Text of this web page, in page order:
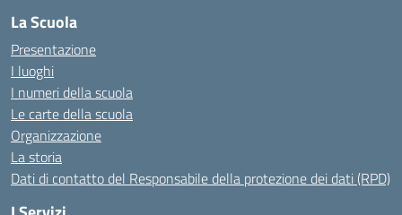
La Scuola
Presentazione
I luoghi
I numeri della scuola
Le carte della scuola
Organizzazione
La storia
Dati di contatto del Responsabile della protezione dei dati (RPD)